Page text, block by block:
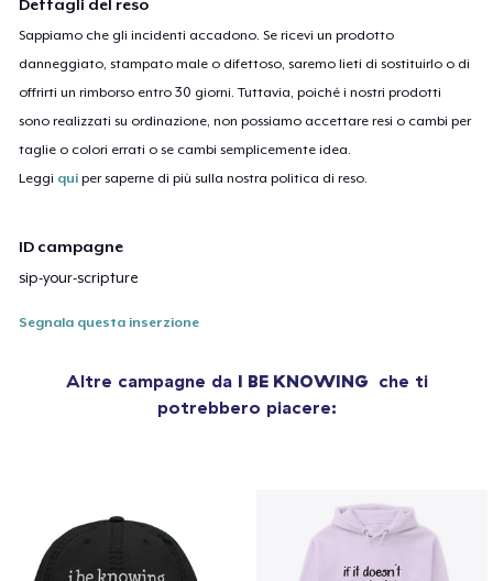
Dettagli del reso
Sappiamo che gli incidenti accadono. Se ricevi un prodotto
danneggiato, stampato male o difettoso, saremo lieti di sostituirlo o di
offrirti un rimborso entro 30 giorni. Tuttavia, poiché i nostri prodotti
sono realizzati su ordinazione, non possiamo accettare resi o cambi per
taglie o colori errati o se cambi semplicemente idea.
Leggi qui per saperne di più sulla nostra politica di reso.
ID campagne
sip-your-scripture
Segnala questa inserzione
Altre campagne da I BE KNOWING che ti
potrebbero piacere: